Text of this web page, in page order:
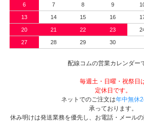
6 7 8 9
13 14 15 16
20 21 22 23
27 28 29 30
配線コムの営業カレンダー
毎週土・日曜・祝祭日
定休日です。
ネットでのご注文は年中無休
承っております。
休み明けは発送業務を優先し、お電話・メール